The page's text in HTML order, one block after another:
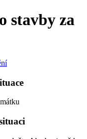
stavby za